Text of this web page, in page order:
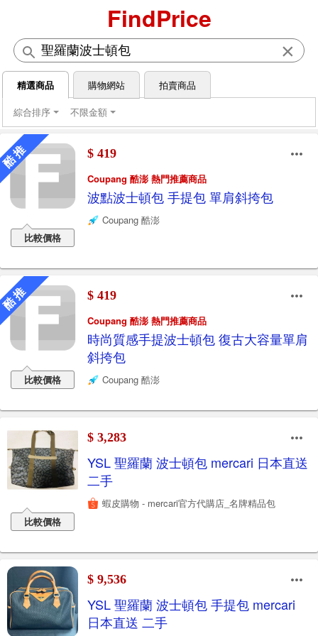
FindPrice
×
精選商品 購物網站
拍賣商品
綜合排序
不限金額
推
比較價格
$ 419
Coupang 酷澎 熱門推薦商品
波點波士頓包 手提包 單肩斜挎包
Coupang 酷澎
推
比較價格
$ 419
Coupang 酷澎 熱門推薦商品
時尚質感手提波士頓包 復古大容量單肩
斜挎包
Coupang 酷澎
比較價格
$ 3,283
YSL 聖羅蘭 波士頓包 mercari 日本直送
二手
蝦皮購物 - mercari官方代購店_名牌精品包
$ 9,536
YSL 聖羅蘭 波士頓包 手提包 mercari
日本直送 二手